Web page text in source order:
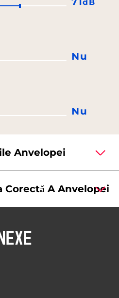
dB
Nu
Nu
Anvelopei
Corectă A Anvelopei